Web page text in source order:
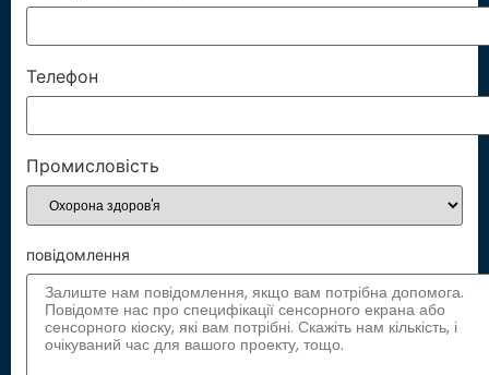
Телефон
Промисловість
повідомлення